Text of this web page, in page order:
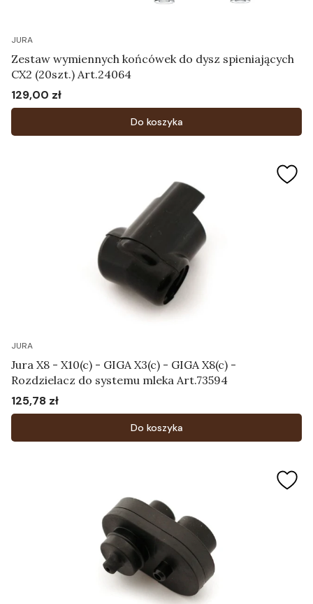
JURA
Zestaw wymiennych końcówek do dysz spieniających
CX2 (20szt.) Art.24064
Cena
129,00 zł
Do koszyka
JURA
Jura X8 - X10(c) - GIGA X3(c) - GIGA X8(c) -
Rozdzielacz do systemu mleka Art.73594
Cena
125,78 zł
Do koszyka